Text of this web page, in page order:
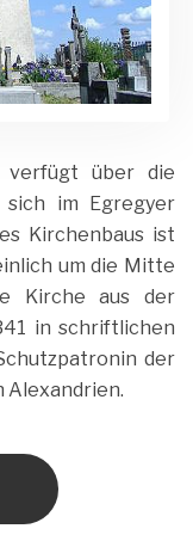
verfügt über die
im Egregyer
Kirchenbaus ist
um die Mitte
Kirche aus der
in schriftlichen
der
Alexandrien.
IN EGREGY“